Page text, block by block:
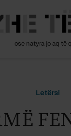
ose natyra jo aq të
Letërsi